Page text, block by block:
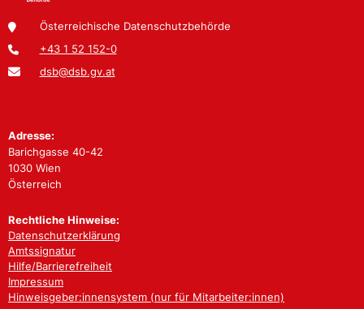
Österreichische Datenschutzbehörde
+43 1 52 152-0
dsb@dsb.gv.at
Adresse:
Barichgasse 40-42
1030 Wien
Österreich
Rechtliche Hinweise:
Datenschutzerklärung
Amtssignatur
Hilfe/Barrierefreiheit
Impressum
Hinweisgeber:innensystem (nur für Mitarbeiter:innen)